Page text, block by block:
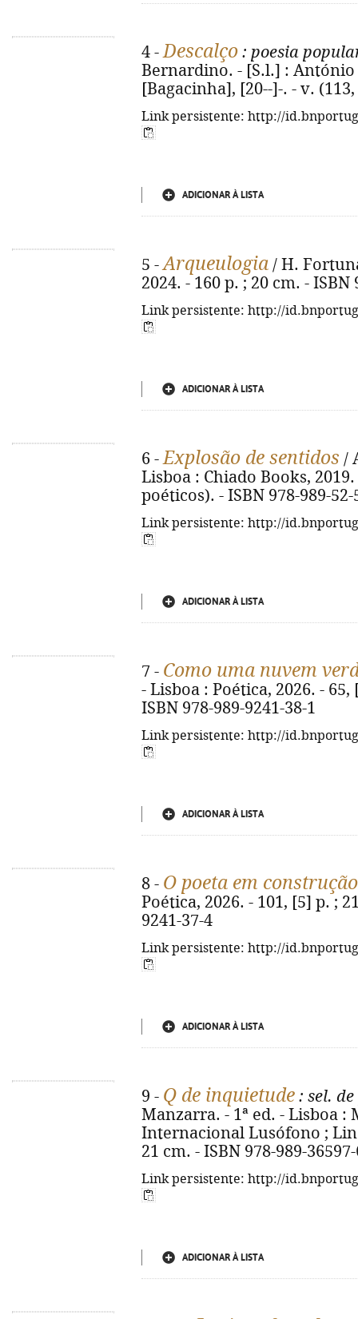
4 -Descalço : poesia
Bernardino. - [S.l.] :
[Bagacinha], [20--]-. - v.
Link persistente: http://
ADICIONAR À LISTA
5 -Arqueulogia / H.
2024. - 160 p. ; 20 cm. - ISBN
Link persistente: http://
ADICIONAR À LISTA
6 -Explosão de sentidos /
Lisboa : Chiado Books,
poéticos). - ISBN 978-989-52-
Link persistente: http://
ADICIONAR À LISTA
7 - Como uma nuvem
- Lisboa : Poética, 2026. -
ISBN 978-989-9241-38-1
Link persistente: http://
ADICIONAR À LISTA
8 - O poeta em construção
Poética, 2026. - 101, [5] p. ;
9241-37-4
Link persistente: http://
ADICIONAR À LISTA
9 - Q de inquietude : sel.
Manzarra. - 1ª ed. - Lisboa
Internacional Lusófono ;
21 cm. - ISBN 978-989-
Link persistente: http://
ADICIONAR À LISTA